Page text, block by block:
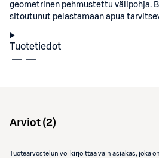
geometrinen pehmustettu välipohja.
sitoutunut pelastamaan apua
Tuotetiedot
Arviot (2)
Tuotearvostelun voi kirjoittaa vain asiakas, joka